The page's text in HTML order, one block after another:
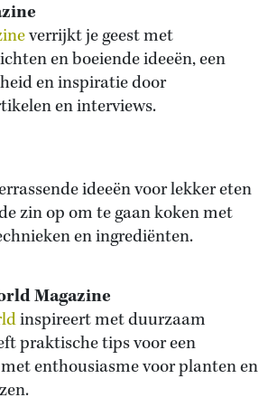
verrijkt je geest met
en boeiende ideeën, een
en inspiratie door
en interviews.
ideeën voor lekker eten
zin op om te gaan koken met
en ingrediënten.
Magazine
inspireert met duurzaam
praktische tips voor een
enthousiasme voor planten en